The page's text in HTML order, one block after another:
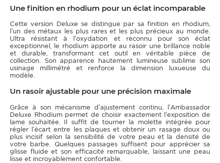
Une finition en rhodium pour un éclat incomparable
Cette version Deluxe se distingue par sa finition en rhodium,
l’un des métaux les plus rares et les plus précieux au monde.
Ultra résistant à l’oxydation et reconnu pour son éclat
exceptionnel, le rhodium apporte au rasoir une brillance noble
et durable, transformant cet outil en véritable pièce de
collection. Son apparence hautement lumineuse sublime son
usinage millimétré et renforce la dimension luxueuse du
modèle.
Un rasoir ajustable pour une précision maximale
Grâce à son mécanisme d’ajustement continu, l’Ambassador
Deluxe Rhodium permet de choisir exactement l’exposition de
lame souhaitée. Il suffit de tourner la molette intégrée pour
régler l’écart entre les plaques et obtenir un rasage doux ou
plus incisif selon la sensibilité de votre peau et la densité de
votre barbe. Quelques passages suffisent pour apprécier sa
glisse fluide et son efficacité remarquable, laissant une peau
lisse et incroyablement confortable.